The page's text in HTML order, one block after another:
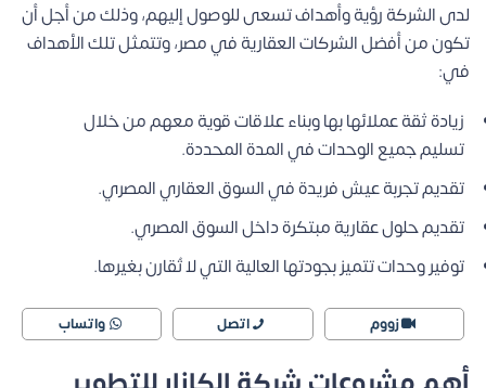
لدى الشركة رؤية وأهداف تسعى للوصول إليهم، وذلك من أجل أن
تكون من أفضل الشركات العقارية في مصر، وتتمثل تلك الأهداف
في:
زيادة ثقة عملائها بها وبناء علاقات قوية معهم من خلال
تسليم جميع الوحدات في المدة المحددة.
تقديم تجربة عيش فريدة في السوق العقاري المصري.
تقديم حلول عقارية مبتكرة داخل السوق المصري.
توفير وحدات تتميز بجودتها العالية التي لا تُقارن بغيرها.
زووم اتصل واتساب